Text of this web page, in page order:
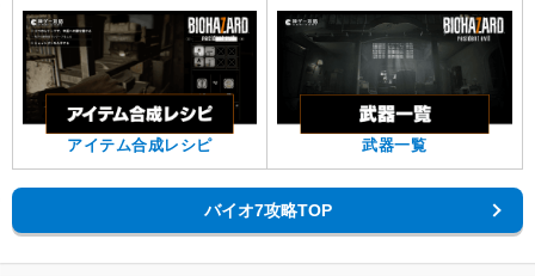
アイテム合成レシピ 武器一覧
バイオ7攻略TOP